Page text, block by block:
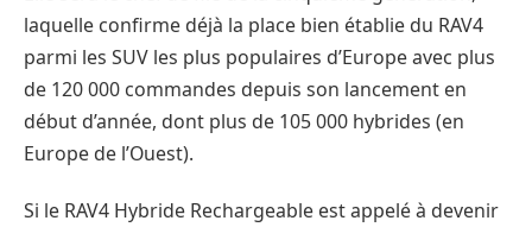
laquelle confirme déjà la place bien établie du RAV4
parmi les SUV les plus populaires d’Europe avec plus
de 120 000 commandes depuis son lancement en
début d’année, dont plus de 105 000 hybrides (en
Europe de l’Ouest).
Si le RAV4 Hybride Rechargeable est appelé à devenir